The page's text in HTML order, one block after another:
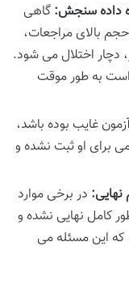
داده سنجش: گاهی
بالای مراجعات،
دچار اختلال می شود.
به طور موقت
غایب بوده باشد،
برای او ثبت نشده و
در برخی موارد
کامل نهایی نشده و
که این مسئله می